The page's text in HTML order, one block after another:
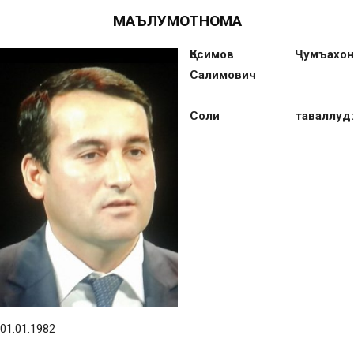
МАЪЛУМОТНОМА
Қосимов Ҷумъахон
Салимович
Соли таваллуд:
01.01.1982